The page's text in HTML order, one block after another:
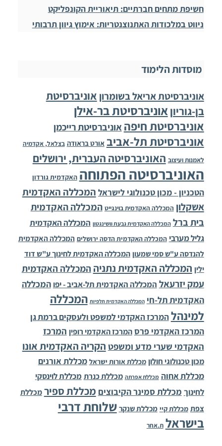
חשיפת מתחים חברתיים: תיאוריית הקונפליקט
ניווט במלכודות האתנוצנטריות: אימוץ גיוון תרבותי
מוסדות הלימוד
אוניברסיטת אריאל בשומרון אוניברסיטת
בן-גוריוןאוניברסיטת בר-אילן
אוניברסיטת חיפה אוניברסיטת רייכמן
אוניברסיטת תל-אביב אורט בראודה בצלאל, אקדמיה
לאמנות ועיצוב האוניברסיטה העברית, ירושלים
האוניברסיטה הפתוחה האקדמית גורדון
הטכניון - מכון טכנולוגי לישראל המכללה האקדמית
אשקלון המכללה האקדמית בוינגייט המכללה האקדמית
בית ברל המכללה האקדמית גבעת וושינגטון המכללה האקדמית
גליל מערבי המכללה האקדמית הדסה ירושלים המכללה האקדמית
להנדסה ע"ש סמי שמעון המכללה האקדמית לחינוך ע"ש דוד
ילין המכללה האקדמית נתניה המכללה האקדמית
עמק יזרעאל המכללה האקדמית תל-אביב - יפו המכללה
האקדמית תל-חי המכללה האקדמית תלפיות המכללה
למינהלהמרכז האקדמי למשפט ולעסקים ברמת גן
המרכז האקדמי פרס המרכז האקדמי רופין המרכז
האקדמי שערי מדע ומשפט הקריה האקדמית אונו
מכון טכנולוגי חולון מכללת אורות ישראל מכללת אורנים
מכללת אחוה מכללת אפרתה מכללת כנרת מכללת לוינסקי
לחינוך מכללת סמינר הקיבוצים מכללת ספיר מכללת
צפת מכללת קיי מכללת שנקר שלוחת דרבי
בישראל ת.אחר